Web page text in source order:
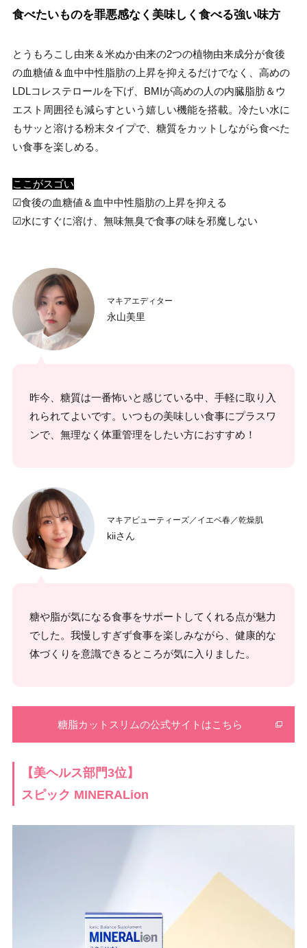
食べたいものを罪悪感なく美味しく食べる強い味方
とうもろこし由来＆米ぬか由来の2つの植物由来成分が食後
の血糖値＆血中中性脂肪の上昇を抑えるだけでなく、高めの
LDLコレステロールを下げ、BMIが高めの人の内臓脂肪＆ウ
エスト周囲径も減らすという嬉しい機能を搭載。冷たい水に
もサッと溶ける粉末タイプで、糖質をカットしながら食べた
い食事を楽しめる。
ここがスゴい
☑食後の血糖値＆血中中性脂肪の上昇を抑える
☑︎水にすぐに溶け、無味無臭で食事の味を邪魔しない
マキアエディター
永山美里
昨今、糖質は一番怖いと感じている中、手軽に取り入
れられてよいです。いつもの美味しい食事にプラスワ
ンで、無理なく体重管理をしたい方におすすめ！
マキアビューティーズ／イエベ春／乾燥肌
kiiさん
糖や脂が気になる食事をサポートしてくれる点が魅力
でした。我慢しすぎず食事を楽しみながら、健康的な
体づくりを意識できるところが気に入りました。
糖脂カットスリムの公式サイトはこちら
【美ヘルス部門3位】
スピック MINERALion